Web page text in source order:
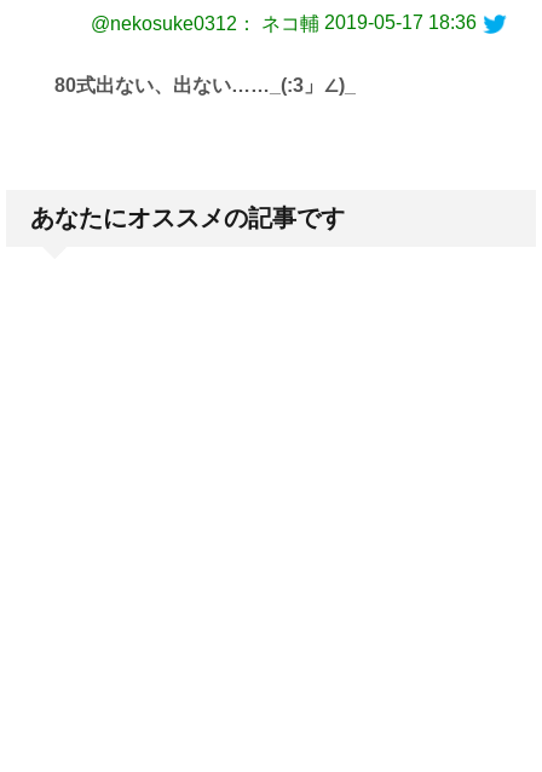
@nekosuke0312： ネコ輔 2019-05-17 18:36
80式出ない、出ない……_(:3」∠)_
あなたにオススメの記事です